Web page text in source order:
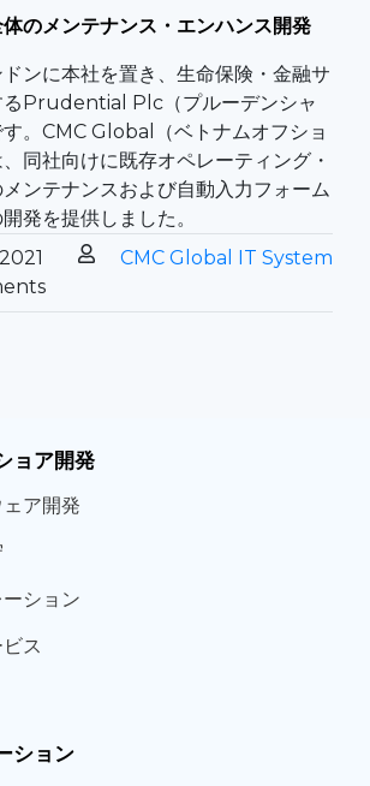
のメンテナンス・エンハンス開発
ンに本社を置き、生命保険・金融サ
るPrudential Plc（プルーデンシャ
。CMC Global（ベトナムオフショ
同社向けに既存オペレーティング・
ンテナンスおよび自動入力フォーム
発を提供しました。
2021
CMC Global IT System
ョア開発
ア開発
ション
ス
ション